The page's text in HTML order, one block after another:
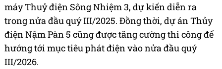
máy Thuỷ điện Sông Nhiệm 3, dự kiến diễn ra
trong nửa đầu quý III/2025. Đồng thời, dự án Thủy
điện Nậm Pàn 5 cũng được tăng cường thi công để
hướng tới mục tiêu phát điện vào nửa đầu quý
III/2026.